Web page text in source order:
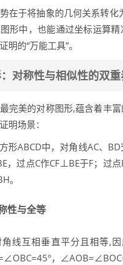
在于将抽象的几何关系转化
形中，也能通过坐标运算
明的“万能工具”。
对称性与相似性的双
完美的对称图形,蕴含着丰
明场景：
形ABCD中，对角线AC、
，过点C作CF⊥BE于F；过
。
性与全等
线互相垂直平分且相等,因
，